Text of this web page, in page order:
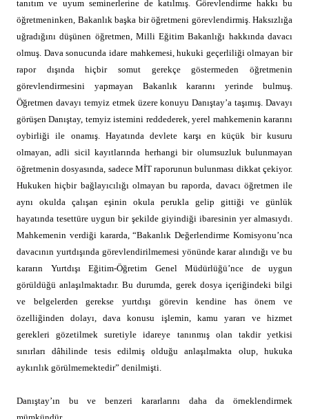
tanıtım ve uyum seminerlerine de katılmış. Görevlendirme hakkı bu
öğretmeninken, Bakanlık başka bir öğretmeni görevlendirmiş. Haksızlığa
uğradığını düşünen öğretmen, Milli Eğitim Bakanlığı hakkında davacı
olmuş. Dava sonucunda idare mahkemesi, hukuki geçerliliği olmayan bir
rapor dışında hiçbir somut gerekçe göstermeden öğretmenin
görevlendirmesini yapmayan Bakanlık kararını yerinde bulmuş.
Öğretmen davayı temyiz etmek üzere konuyu Danıştay’a taşımış. Davayı
görüşen Danıştay, temyiz istemini reddederek, yerel mahkemenin kararını
oybirliği ile onamış. Hayatında devlete karşı en küçük bir kusuru
olmayan, adli sicil kayıtlarında herhangi bir olumsuzluk bulunmayan
öğretmenin dosyasında, sadece MİT raporunun bulunması dikkat çekiyor.
Hukuken hiçbir bağlayıcılığı olmayan bu raporda, davacı öğretmen ile
aynı okulda çalışan eşinin okula perukla gelip gittiği ve günlük
hayatında tesettüre uygun bir şekilde giyindiği ibaresinin yer almasıydı.
Mahkemenin verdiği kararda, “Bakanlık Değerlendirme Komisyonu’nca
davacının yurtdışında görevlendirilmemesi yönünde karar alındığı ve bu
kararın Yurtdışı Eğitim-Öğretim Genel Müdürlüğü’nce de uygun
görüldüğü anlaşılmaktadır. Bu durumda, gerek dosya içeriğindeki bilgi
ve belgelerden gerekse yurtdışı görevin kendine has önem ve
özelliğinden dolayı, dava konusu işlemin, kamu yararı ve hizmet
gerekleri gözetilmek suretiyle idareye tanınmış olan takdir yetkisi
sınırları dâhilinde tesis edilmiş olduğu anlaşılmakta olup, hukuka
aykırılık görülmemektedir” denilmişti.
Danıştay’ın bu ve benzeri kararlarını daha da örneklendirmek